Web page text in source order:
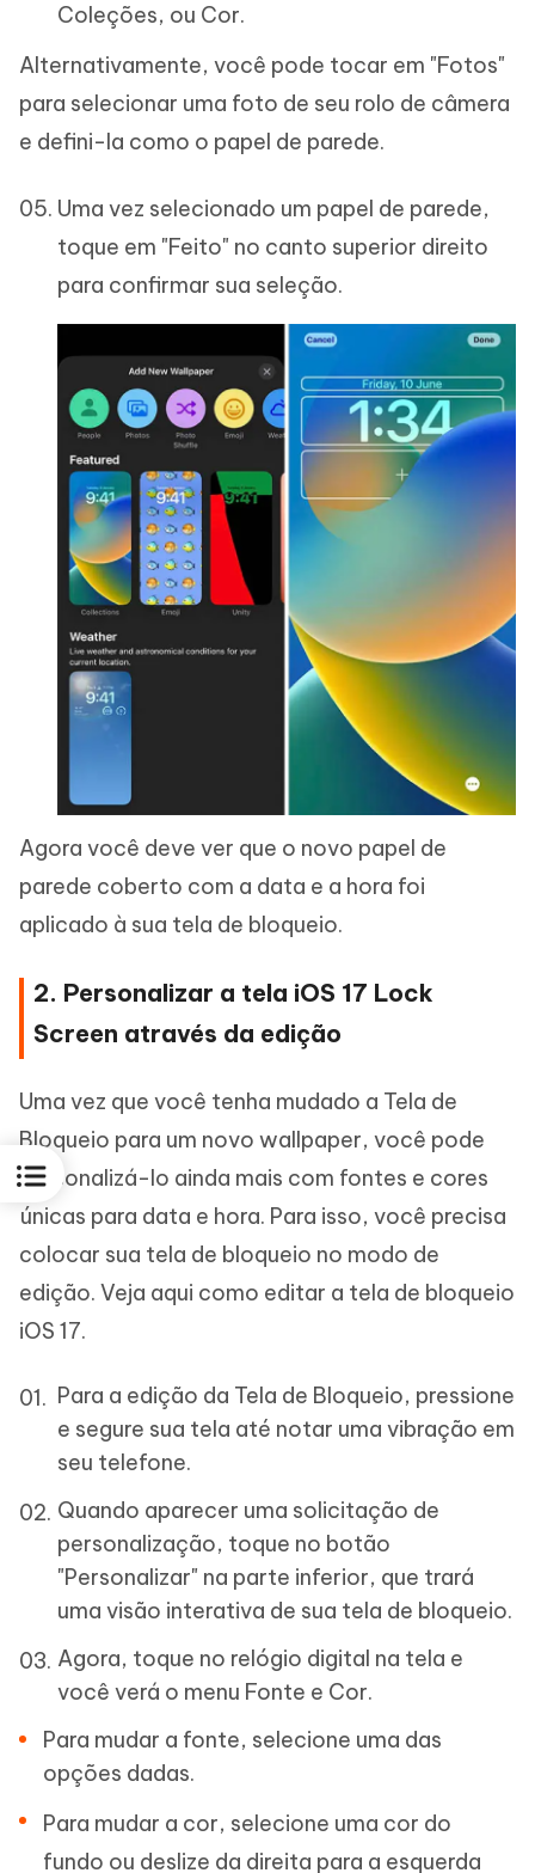
Coleções, ou Cor.
Alternativamente, você pode tocar em "Fotos"
para selecionar uma foto de seu rolo de câmera
e defini-la como o papel de parede.
Uma vez selecionado um papel de parede,
toque em "Feito" no canto superior direito
para confirmar sua seleção.
Agora você deve ver que o novo papel de
parede coberto com a data e a hora foi
aplicado à sua tela de bloqueio.
2. Personalizar a tela iOS 17 Lock
Screen através da edição
Uma vez que você tenha mudado a Tela de
Bloqueio para um novo wallpaper, você pode
personalizá-lo ainda mais com fontes e cores
únicas para data e hora. Para isso, você precisa
colocar sua tela de bloqueio no modo de
edição. Veja aqui como editar a tela de bloqueio
iOS 17.
Para a edição da Tela de Bloqueio, pressione
e segure sua tela até notar uma vibração em
seu telefone.
Quando aparecer uma solicitação de
personalização, toque no botão
"Personalizar" na parte inferior, que trará
uma visão interativa de sua tela de bloqueio.
Agora, toque no relógio digital na tela e
você verá o menu Fonte e Cor.
Para mudar a fonte, selecione uma das
opções dadas.
Para mudar a cor, selecione uma cor do
fundo ou deslize da direita para a esquerda